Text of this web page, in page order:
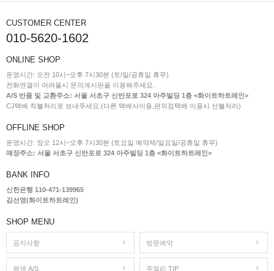
CUSTOMER CENTER
010-5620-1602
ONLINE SHOP
운영시간: 오전 10시~오후 7시30분 (토/일/공휴일 휴무)
전화연결이 어려울시 문의게시판을 이용해주세요.
A/S 반품 및 교환주소: 서울 서초구 신반포로 324 아주빌딩 1층 <화이트하트레인>
CJ택배 착불처리로 보내주세요.(다른 택배사이용,편의점택배 이용시 선불처리)
OFFLINE SHOP
운영시간: 정오 12시~오후 7시30분 (토요일 예약제/일요일/공휴일 휴무)
매장주소: 서울 서초구 신반포로 324 아주빌딩 1층 <화이트하트레인>
BANK INFO
신한은행 110-471-139965
김선영(화이트하트레인)
SHOP MENU
공지사항 방문예약
평생 A/S 주얼리 TIP